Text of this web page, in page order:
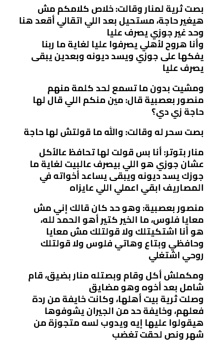
بصت ثرية لمنار وقالت: خلاص كلامكم مش
هيغير حاجة، مستحيل بعد اللي اتقالي أقعد هنا
وحد غير جوزي يصرف عليا
وأنا هروح لأهلي يصرفوا عليا لغاية ما ربنا
يفكها على جوزي ويسد ديونه وبعدين يبقى
يصرف عليا
ومشيت بدون ما تسمع لحد كلمة منهم
منصور بعصبية قال: مين منكم اللي قال لها
حاجة زي دي؟
بصت سحر له وقالت: والله ما قولتش لها حاجة
منار بتوتر: أنا بس قولت لها تحافظ عالأكل
عشان جوزي هو اللي بيصرف عالبيت لغاية ما
جوزك يسد ديونه ويبقى يساعد أخواته في
المصاريف ابقي اعملي اللي عايزاه
منصور بعصبية: وهو حد كان قالك إني مش
معايا فلوس، ما الخير كتير أهو الحمد لله،
هو أنا اشتكيتلك ولا قولتلك مش معايا
وحافظي وبتاع وهاتي فلوس ولا قولتلك
روحي اشتغلي
ومكملش أكل وقام وبصتله منار بضيق، قام
شامل بعد أخوه وهو مضايق
وصلت ثرية بيت أهلها، وكانت خايفة من ردة
فعلهم، وخايفة حد من الجيران يشوفوها
هيقولوا عليها إيه ويدوب لسه متجوزة من
شهر ونص لحقت تغضب